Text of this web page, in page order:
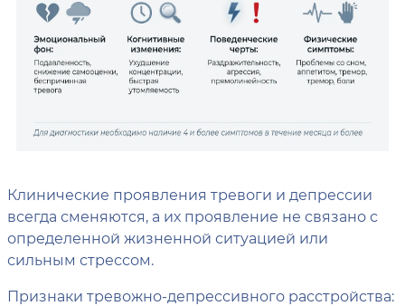
Клинические проявления тревоги и депрессии
всегда сменяются, а их проявление не связано с
определенной жизненной ситуацией или
сильным стрессом.
Признаки тревожно-депрессивного расстройства: